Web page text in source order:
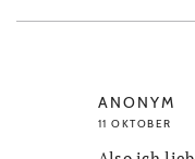
ANONYM
11 OKTOBER